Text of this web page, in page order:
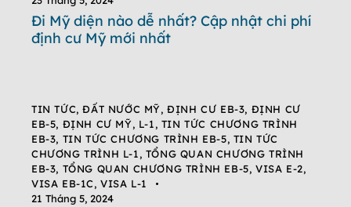
Đi Mỹ diện nào dễ nhất? Cập nhật chi phí
định cư Mỹ mới nhất
TIN TỨC,ĐẤT NƯỚC MỸ,ĐỊNH CƯ EB-3, ĐỊNH CƯ
EB-5, ĐỊNH CƯ MỸ, L-1, TIN TỨC CHƯƠNG TRÌNH
EB-3, TIN TỨC CHƯƠNG TRÌNH EB-5, TIN TỨC
CHƯƠNG TRÌNH L-1, TỔNG QUAN CHƯƠNG TRÌNH
EB-3, TỔNG QUAN CHƯƠNG TRÌNH EB-5,VISA E-2,
VISA EB-1C,VISA L-1
21 Tháng 5, 2024